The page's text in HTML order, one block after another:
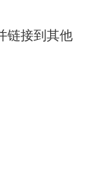
链接到其他